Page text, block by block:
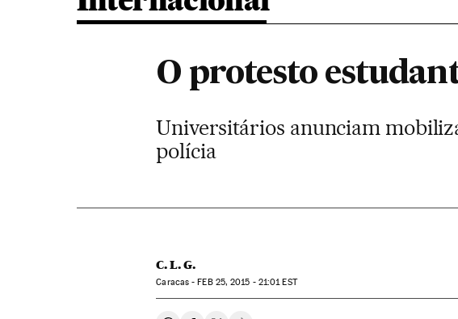
O protesto
Universitários anunciam
polícia
C. L. G.
Caracas -FEB25, 2015 - 21:01EST